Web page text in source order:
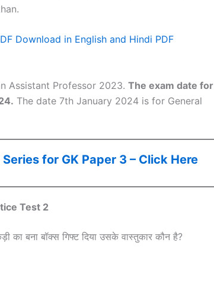
Download in English and Hindi PDF
Assistant Professor 2023. The exam date for
The date 7th January 2024 is for General
Series for GK Paper 3 – Click Here
Test 2
का बना बॉक्स गिफ्ट दिया उसके वास्तुकार कौन है?